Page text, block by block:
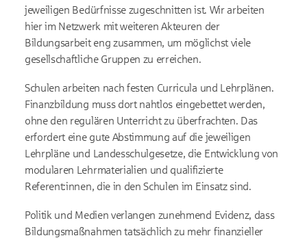
jeweiligen Bedürfnisse zugeschnitten ist. Wir arbeiten
hier im Netzwerk mit weiteren Akteuren der
Bildungsarbeit eng zusammen, um möglichst viele
gesellschaftliche Gruppen zu erreichen.
Schulen arbeiten nach festen Curricula und Lehrplänen.
Finanzbildung muss dort nahtlos eingebettet werden,
ohne den regulären Unterricht zu überfrachten. Das
erfordert eine gute Abstimmung auf die jeweiligen
Lehrpläne und Landesschulgesetze, die Entwicklung von
modularen Lehrmaterialien und qualifizierte
Referent:innen, die in den Schulen im Einsatz sind.
Politik und Medien verlangen zunehmend Evidenz, dass
Bildungsmaßnahmen tatsächlich zu mehr finanzieller